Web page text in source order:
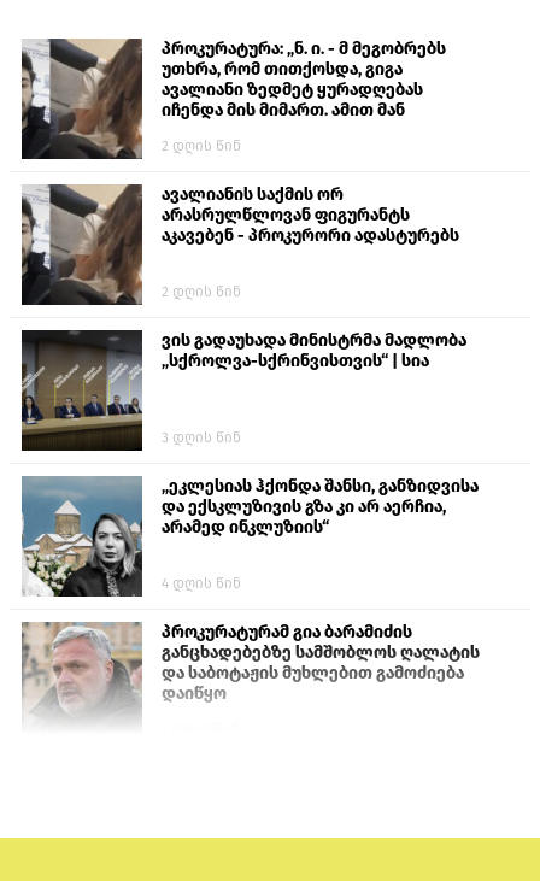
პროკურატურა: „ნ. ი. - მ მეგობრებს
უთხრა, რომ თითქოსდა, გიგა
ავალიანი ზედმეტ ყურადღებას
იჩენდა მის მიმართ. ამით მან
თავს დასხმოდა გიგა ავალიანს“
2 დღის წინ
ავალიანის საქმის ორ
არასრულწლოვან ფიგურანტს
აკავებენ - პროკურორი ადასტურებს
2 დღის წინ
ვის გადაუხადა მინისტრმა მადლობა
„სქროლვა-სქრინვისთვის“ | სია
3 დღის წინ
„ეკლესიას ჰქონდა შანსი, განზიდვისა
და ექსკლუზივის გზა კი არ აერჩია,
არამედ ინკლუზიის“
4 დღის წინ
პროკურატურამ გია ბარამიძის
განცხადებებზე სამშობლოს ღალატის
და საბოტაჟის მუხლებით გამოძიება
დაიწყო